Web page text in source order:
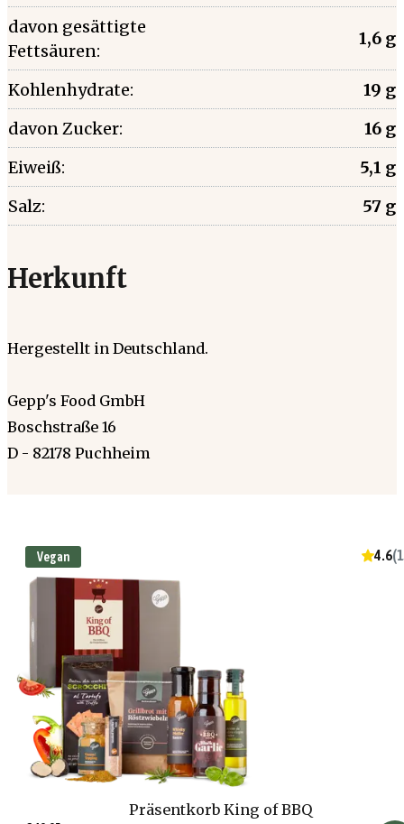
davon gesättigte
Fettsäuren:
1,6 g
Kohlenhydrate:
19 g
davon Zucker:
16 g
Eiweiß:
5,1 g
Salz:
57 g
Herkunft
Hergestellt in Deutschland.
Gepp's Food GmbH
Boschstraße 16
D - 82178 Puchheim
Vegan 4.6(
Präsentkorb King of BBQ